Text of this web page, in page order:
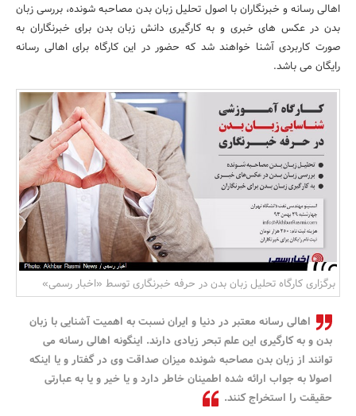
بانک، بیمه و سرمایه
مسکن و ساختمان
اهالی رسانه و خبرنگاران با اصول تحلیل زبان بدن مصاحبه شونده، بررسی زبان
بدن در عکس های خبری و به کارگیری دانش زبان بدن برای خبرنگاران به
صورت کاربردی آشنا خواهند شد که حضور در این کارگاه برای اهالی رسانه
رایگان می باشد.
برگزاری کارگاه تحلیل زبان بدن در حرفه خبرنگاری توسط «اخبار رسمی»
اهالی رسانه معتبر در دنیا و ایران نسبت به اهمیت آشنایی با زبان
بدن و به کارگیری این علم تبحر زیادی دارند. اینگونه اهالی رسانه می
توانند از زبان بدن مصاحبه شونده میزان صداقت وی در گفتار و یا اینکه
اصولا به جواب ارائه شده اطمینان خاطر دارد و یا خیر و یا به عبارتی
حقیقت را استخراج کنند.